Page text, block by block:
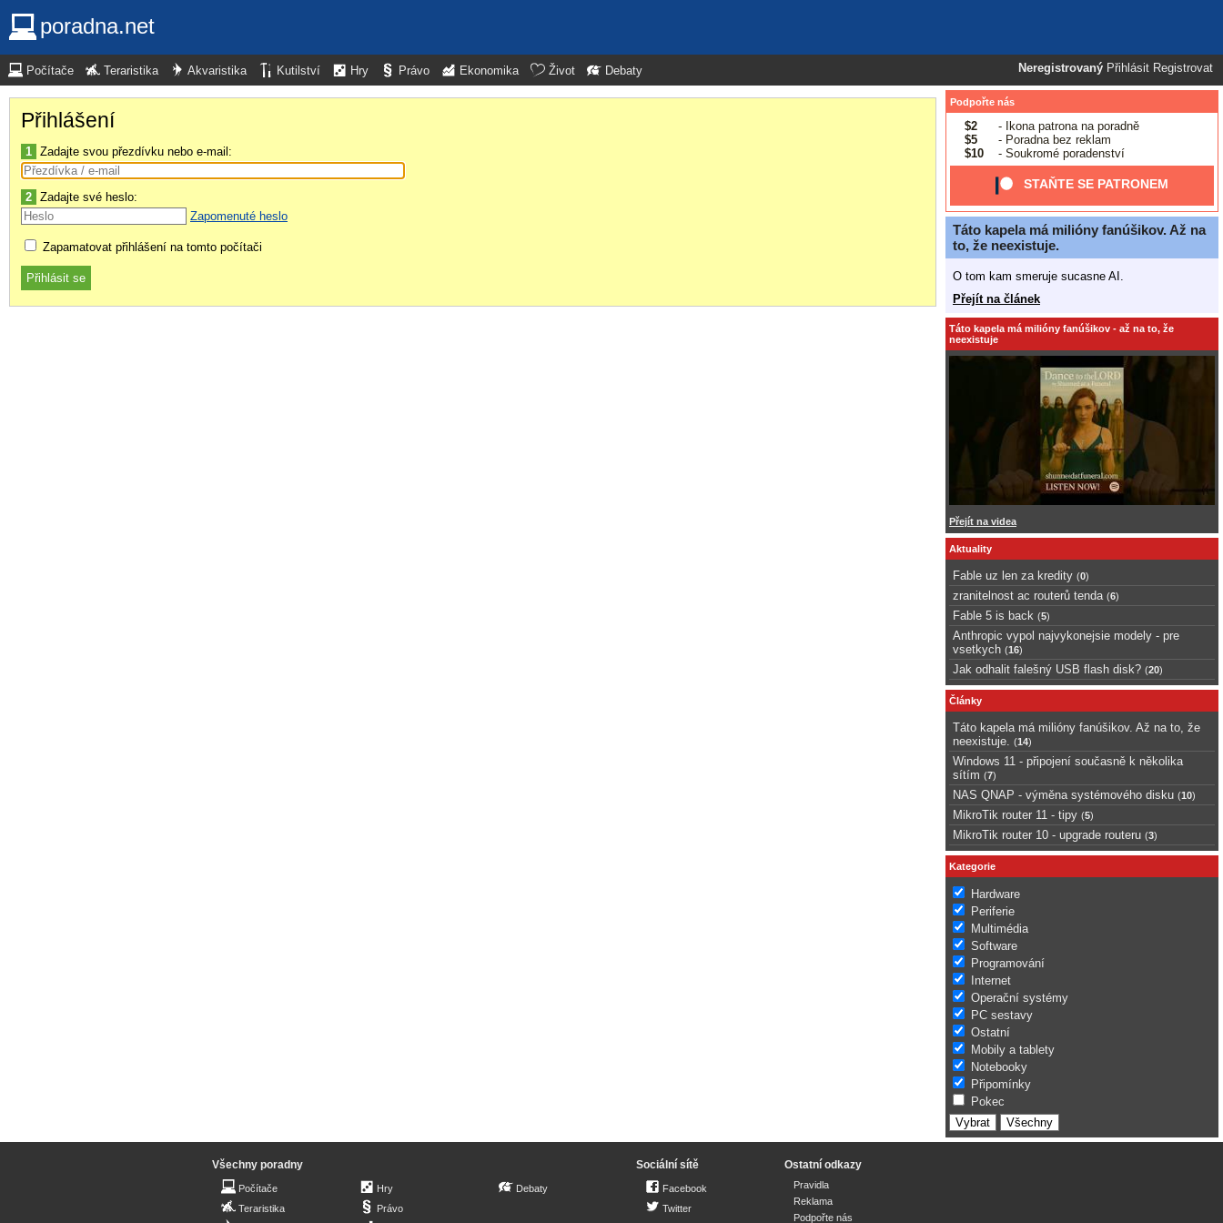
poradna.net
Neregistrovaný Přihlásit Registrovat
Počítače Teraristika Akvaristika Kutilství Hry Právo Ekonomika Život Debaty
Přihlášení
1 Zadajte svou přezdívku nebo e-mail:
2 Zadajte své heslo:
Zapomenuté heslo
Zapamatovat přihlášení na tomto počítači
Podpořte nás
$2
- Ikona patrona na poradně
$5
- Poradna bez reklam
$10
- Soukromé poradenství
STAŇTE SE PATRONEM
Táto kapela má milióny fanúšikov. Až na
to, že neexistuje.
O tom kam smeruje sucasne AI.
Přejít na článek
Táto kapela má milióny fanúšikov - až na to, že
neexistuje
Přejít na videa
Aktuality
Fable uz len za kredity (0)
zranitelnost ac routerů tenda (6)
Fable 5 is back (5)
Anthropic vypol najvykonejsie modely - pre
vsetkych (16)
Jak odhalit falešný USB flash disk? (20)
Články
Táto kapela má milióny fanúšikov. Až na to, že
neexistuje.
(14)
Windows 11 - připojení současně k několika
sítím (7)
NAS QNAP - výměna systémového disku (10)
MikroTik router 11 - tipy (5)
MikroTik router 10 - upgrade routeru (3)
Kategorie
Hardware
Periferie
Multimédia
Software
Programování
Internet
Operační systémy
PC sestavy
Ostatní
Mobily a tablety
Notebooky
Připomínky
Pokec
Všechny poradny
Počítače
Teraristika
Hry
Právo
Debaty
Sociální sítě
Facebook
Twitter
Ostatní odkazy
Pravidla
Reklama
Podpořte nás